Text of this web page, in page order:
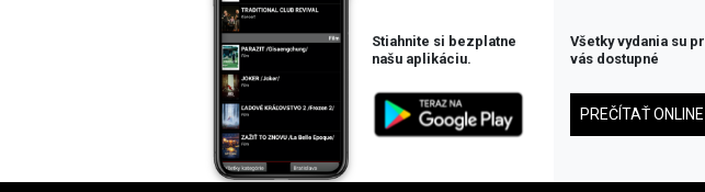
Stiahnite si bezplatne
našu aplikáciu.
Všetky vydania su
vás dostupné
PREČÍTAŤ ONLINE